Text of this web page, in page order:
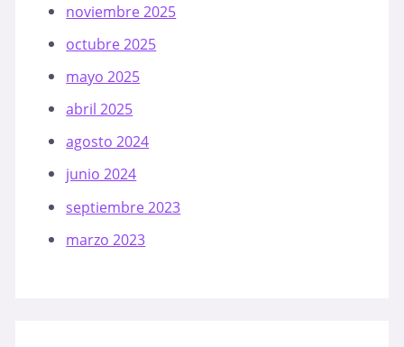
noviembre 2025
octubre 2025
mayo 2025
abril 2025
agosto 2024
junio 2024
septiembre 2023
marzo 2023